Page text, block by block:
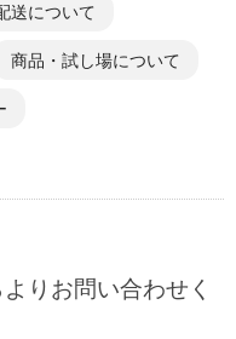
送について
商品・試し場について
りお問い合わせく